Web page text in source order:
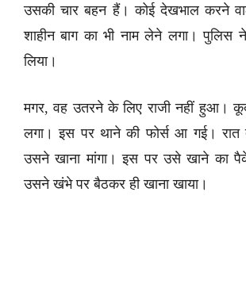
उसकी चार बहन हैं। कोई देखभाल करने
शाहीन बाग का भी नाम लेने लगा। पुलिस
लिया।
मगर, वह उतरने के लिए राजी नहीं हुआ।
लगा। इस पर थाने की फोर्स आ गई।
उसने खाना मांगा। इस पर उसे खाने का
उसने खंभे पर बैठकर ही खाना खाया।